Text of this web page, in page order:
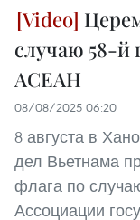
случаю 58-й
АСЕАН
08/08/2025 06:20
8 августа в
дел Вьетнама
флага по
Ассоциации